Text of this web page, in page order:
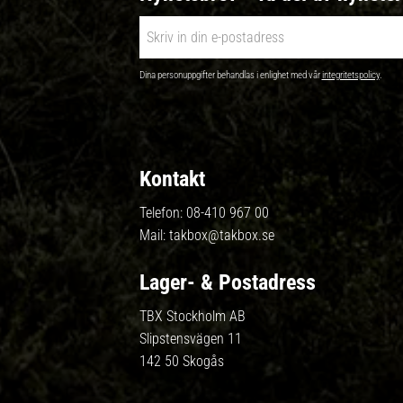
Dina personuppgifter behandlas i enlighet med vårintegritetspolicy.
Kontakt
Telefon: 08-410 967 00
Mail: takbox@takbox.se
Lager- & Postadress
TBX Stockholm AB
Slipstensvägen 11
142 50 Skogås